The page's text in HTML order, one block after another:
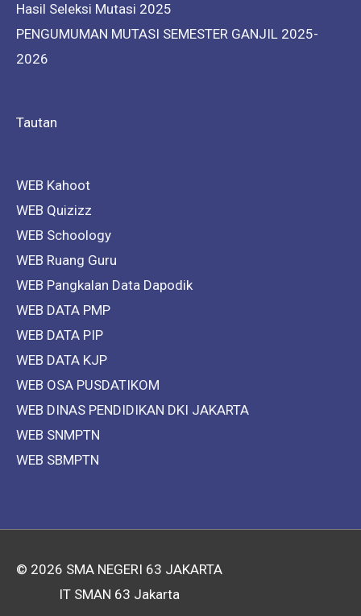
Hasil Seleksi Mutasi 2025
PENGUMUMAN MUTASI SEMESTER GANJIL 2025-
2026
Tautan
WEB Kahoot
WEB Quizizz
WEB Schoology
WEB Ruang Guru
WEB Pangkalan Data Dapodik
WEB DATA PMP
WEB DATA PIP
WEB DATA KJP
WEB OSA PUSDATIKOM
WEB DINAS PENDIDIKAN DKI JAKARTA
WEB SNMPTN
WEB SBMPTN
© 2026 SMA NEGERI 63 JAKARTA
IT SMAN 63 Jakarta